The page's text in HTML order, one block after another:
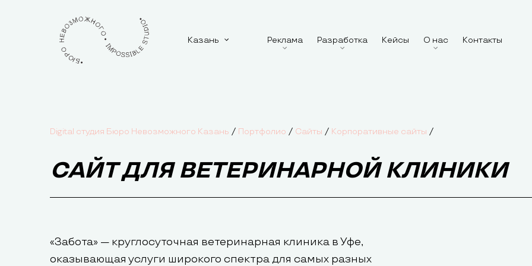
Казань Реклама Разработка Кейсы О нас Контакты
Digital студия Бюро Невозможного Казань / Портфолио / Сайты / Корпоративные сайты /
САЙТ ДЛЯ ВЕТЕРИНАРНОЙ КЛИНИКИ
«Забота» — круглосуточная ветеринарная клиника в Уфе,
оказывающая услуги широкого спектра для самых разных